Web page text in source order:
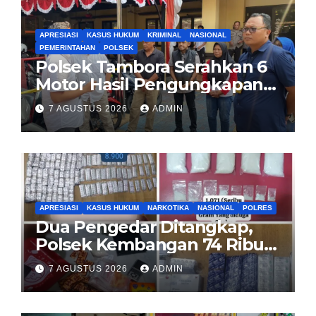
APRESIASI KASUS HUKUM KRIMINAL
NASIONAL
PEMERINTAHAN
POLSEK
Polsek Tambora Serahkan 6
Motor Hasil Pengungkapan
Kasus Curanmor Kepada
Pemilik Yang sah
7 AGUSTUS 2026 ADMIN
APRESIASI KASUS HUKUM NARKOTIKA NASIONAL POLRES
Dua Pengedar Ditangkap,
Polsek Kembangan 74 Ribu
Obat Keras, Sabu Hingga
Puluhan Vape Etomidate
Diamankan
7 AGUSTUS 2026 ADMIN